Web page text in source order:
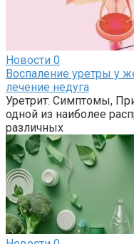
Новости 0
Воспаление уретры у
лечение недуга
Уретрит: Симптомы,
одной из наиболее
различных